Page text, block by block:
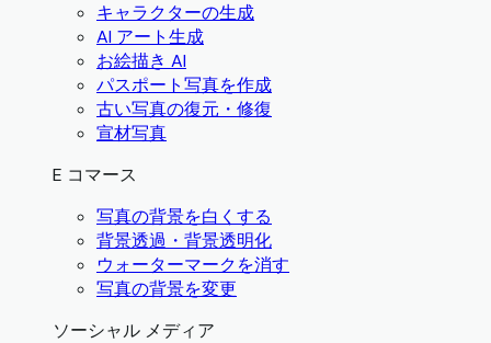
キャラクターの生成
AI アート生成
お絵描き AI
パスポート写真を作成
古い写真の復元・修復
宣材写真
E コマース
写真の背景を白くする
背景透過・背景透明化
ウォーターマークを消す
写真の背景を変更
ソーシャル メディア